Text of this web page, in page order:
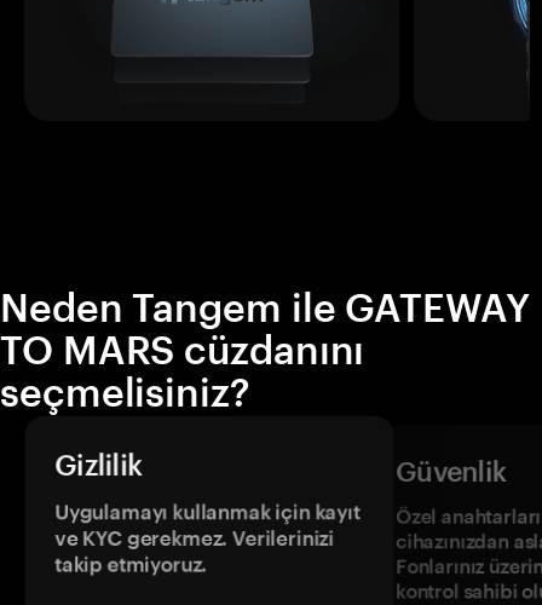
Neden Tangem ile GATEWAY
TO MARS cüzdanını
seçmelisiniz?
Gizlilik
Uygulamayı kullanmak için kayıt
ve KYC gerekmez. Verilerinizi
takip etmiyoruz.
Güvenlik
Özel
cihazınızdan
Fonlarınız
kontrol sahibi